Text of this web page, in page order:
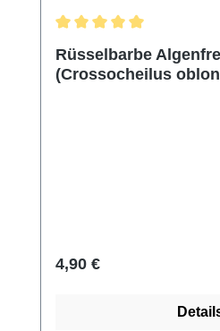
Rüsselbarbe
(Crossocheilus
Regulärer Preis:
4,90 €